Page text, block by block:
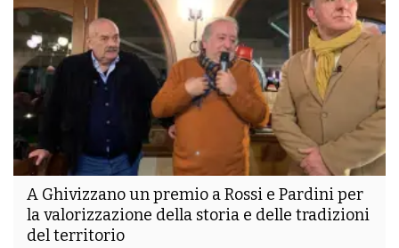
A Ghivizzano un premio a Rossi e Pardini per
la valorizzazione della storia e delle tradizioni
del territorio